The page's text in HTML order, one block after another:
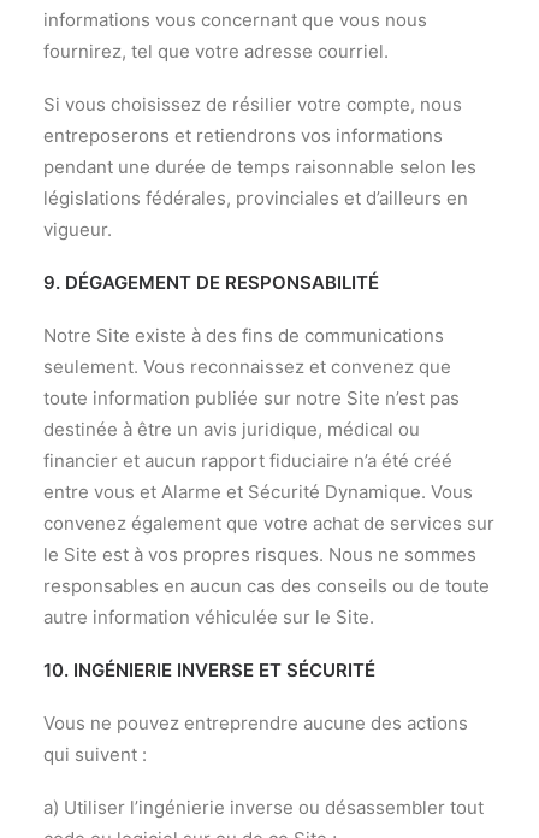
informations vous concernant que vous nous
fournirez, tel que votre adresse courriel.
Si vous choisissez de résilier votre compte, nous
entreposerons et retiendrons vos informations
pendant une durée de temps raisonnable selon les
législations fédérales, provinciales et d’ailleurs en
vigueur.
9. DÉGAGEMENT DE RESPONSABILITÉ
Notre Site existe à des fins de communications
seulement. Vous reconnaissez et convenez que
toute information publiée sur notre Site n’est pas
destinée à être un avis juridique, médical ou
financier et aucun rapport fiduciaire n’a été créé
entre vous et Alarme et Sécurité Dynamique. Vous
convenez également que votre achat de services sur
le Site est à vos propres risques. Nous ne sommes
responsables en aucun cas des conseils ou de toute
autre information véhiculée sur le Site.
10. INGÉNIERIE INVERSE ET SÉCURITÉ
Vous ne pouvez entreprendre aucune des actions
qui suivent :
a) Utiliser l’ingénierie inverse ou désassembler tout